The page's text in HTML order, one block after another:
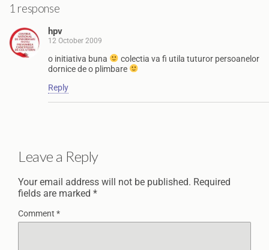
1 response
hpv
12 October 2009
o initiativa buna
colectia va fi utila tuturor persoanelor
dornice de o plimbare
Reply
Leave a Reply
Your email address will not be published. Required
fields are marked *
Comment *